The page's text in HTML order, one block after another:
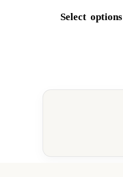
Select options